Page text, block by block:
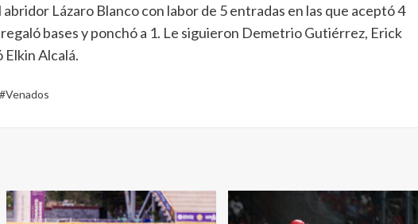
Lázaro Blanco con labor de 5 entradas en las que aceptó 4
bases y ponchó a 1. Le siguieron Demetrio Gutiérrez, Erick
Elkin Alcalá.
#Venados